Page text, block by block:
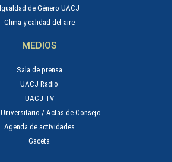
Igualdad de Género UACJ
Clima y calidad del aire
MEDIOS
Sala de prensa
UACJ Radio
UACJ TV
/ Actas de Consejo
Agenda de actividades
Gaceta